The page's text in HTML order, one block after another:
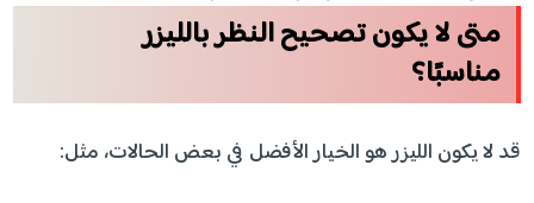
متى لا يكون تصحيح النظر بالليزر
مناسبًا؟
قد لا يكون الليزر هو الخيار الأفضل في بعض الحالات، مثل: